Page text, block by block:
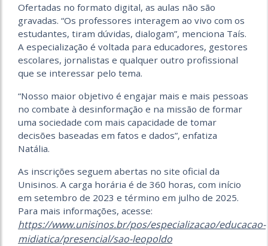
Ofertadas no formato digital, as aulas não são
gravadas. “Os professores interagem ao vivo com os
estudantes, tiram dúvidas, dialogam”, menciona Taís.
A especialização é voltada para educadores, gestores
escolares, jornalistas e qualquer outro profissional
que se interessar pelo tema.
“Nosso maior objetivo é engajar mais e mais pessoas
no combate à desinformação e na missão de formar
uma sociedade com mais capacidade de tomar
decisões baseadas em fatos e dados”, enfatiza
Natália.
As inscrições seguem abertas no site oficial da
Unisinos. A carga horária é de 360 horas, com início
em setembro de 2023 e término em julho de 2025.
Para mais informações, acesse:
https://www.unisinos.br/pos/especializacao/educacao-
midiatica/presencial/sao-leopoldo